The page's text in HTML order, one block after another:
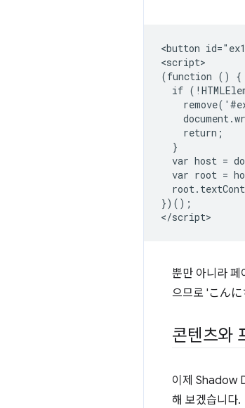
<button
<script>
(function () {
if
    return;
  }
var host =
var root =
})();
뿐만 아니라
으므로 'こん
콘텐츠와
이제 Shadow
해 보겠습니다.